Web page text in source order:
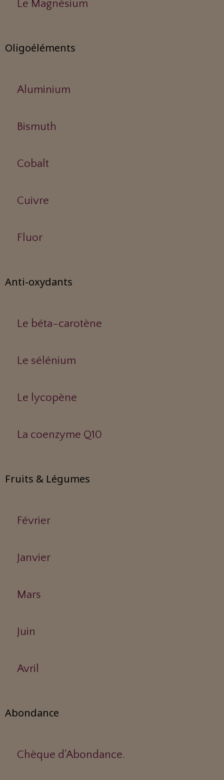
Le Magnésium
Oligoéléments
Aluminium
Bismuth
Cobalt
Cuivre
Fluor
Anti-oxydants
Le béta-carotène
Le sélénium
Le lycopène
La coenzyme Q10
Fruits & Légumes
Février
Janvier
Mars
Juin
Avril
Abondance
Chèque d'Abondance.